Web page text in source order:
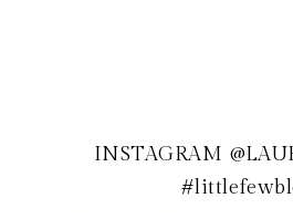
INSTAGRAM